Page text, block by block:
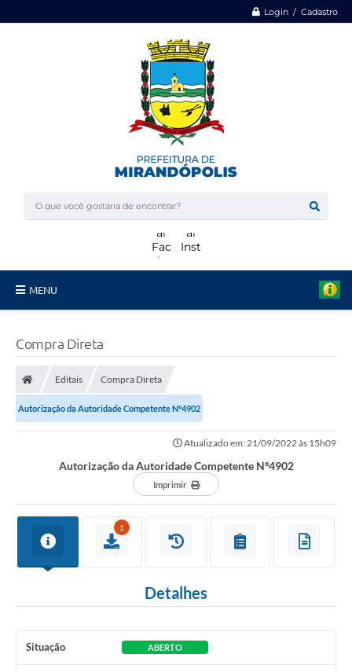
Login / Cadastro
MENU
Licitações
Diário Oficial
Telefones Úteis
Feriados e Datas Comemorativas
Galeria de Fotos
Galeria de Vídeos
Compra Direta
Editais Compra Direta
Autorização da Autoridade Competente Nº4902
Atualizado em: 21/09/2022 às 15h09
Autorização da Autoridade Competente Nº4902
Imprimir
1
Detalhes
Situação ABERTO